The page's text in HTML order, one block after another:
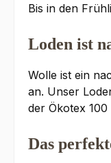
Bis in den
Loden ist
Wolle ist ein
an. Unser
der Ökotex
Das